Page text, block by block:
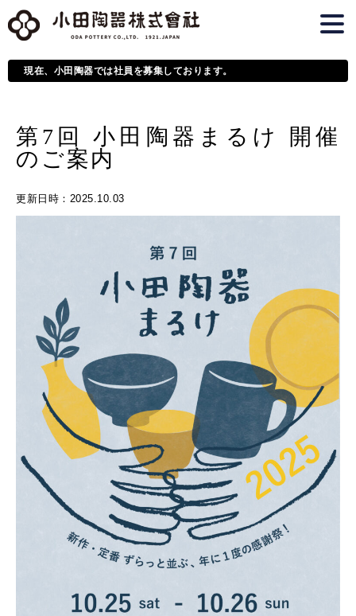
現在、小田陶器では社員を募集しております。
第7回 小田陶器まるけ 開催
のご案内
更新日時 ：2025.10.03